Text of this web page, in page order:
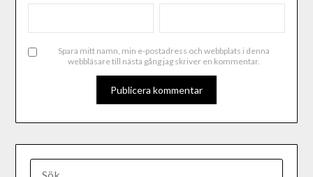
Spara mitt namn, min e-postadress och webbplats i denna
webbläsare till nästa gång jag skriver en kommentar.